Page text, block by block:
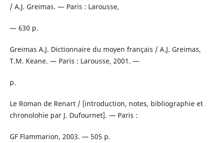
/ A.J. Greimas. — Paris : Larousse,
— 630 p.
Greimas A.J. Dictionnaire du moyen français / A.J. Greimas,
T.M. Keane. — Paris : Larousse, 2001. —
p.
Le Roman de Renart / [introduction, notes, bibliographie et
chronolohie par J. Dufournet]. — Paris :
GF Flammarion, 2003. — 505 p.